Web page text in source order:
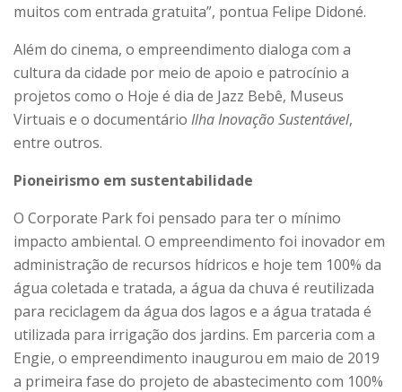
muitos com entrada gratuita”, pontua Felipe Didoné.
Além do cinema, o empreendimento dialoga com a
cultura da cidade por meio de apoio e patrocínio a
projetos como o Hoje é dia de Jazz Bebê, Museus
Virtuais e o documentário Ilha Inovação Sustentável,
entre outros.
Pioneirismo em sustentabilidade
O Corporate Park foi pensado para ter o mínimo
impacto ambiental. O empreendimento foi inovador em
administração de recursos hídricos e hoje tem 100% da
água coletada e tratada, a água da chuva é reutilizada
para reciclagem da água dos lagos e a água tratada é
utilizada para irrigação dos jardins. Em parceria com a
Engie, o empreendimento inaugurou em maio de 2019
a primeira fase do projeto de abastecimento com 100%